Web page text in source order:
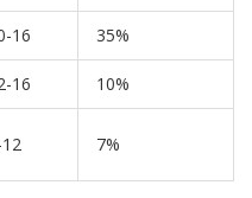
16 35%
16 10%
7%